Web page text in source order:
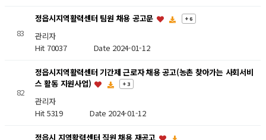
83
정읍시지역활력센터 팀원 채용 공고문 + 6
관리자
Hit 70037 Date 2024-01-12
82
정읍시지역활력센터 기간제 근로자 채용 공고(농촌 찾아가는 사회서비
스 활동 지원사업)
+ 3
관리자
Hit 5319 Date 2024-01-12
정읍시 지역활력센터 직원 채용 재공고